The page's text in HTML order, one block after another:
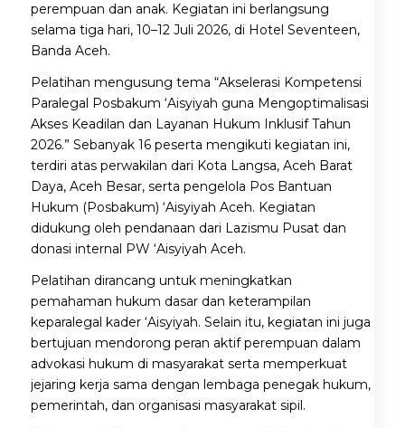
perempuan dan anak. Kegiatan ini berlangsung
selama tiga hari, 10–12 Juli 2026, di Hotel Seventeen,
Banda Aceh.
Pelatihan mengusung tema “Akselerasi Kompetensi
Paralegal Posbakum ‘Aisyiyah guna Mengoptimalisasi
Akses Keadilan dan Layanan Hukum Inklusif Tahun
2026.” Sebanyak 16 peserta mengikuti kegiatan ini,
terdiri atas perwakilan dari Kota Langsa, Aceh Barat
Daya, Aceh Besar, serta pengelola Pos Bantuan
Hukum (Posbakum) ‘Aisyiyah Aceh. Kegiatan
didukung oleh pendanaan dari Lazismu Pusat dan
donasi internal PW ‘Aisyiyah Aceh.
Pelatihan dirancang untuk meningkatkan
pemahaman hukum dasar dan keterampilan
keparalegal kader ‘Aisyiyah. Selain itu, kegiatan ini juga
bertujuan mendorong peran aktif perempuan dalam
advokasi hukum di masyarakat serta memperkuat
jejaring kerja sama dengan lembaga penegak hukum,
pemerintah, dan organisasi masyarakat sipil.